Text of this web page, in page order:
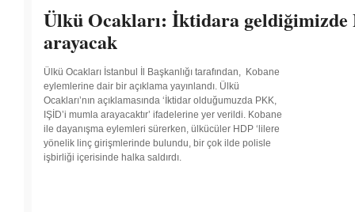
çocuk
yaşta
Ülkü Ocakları: İktidara
arayacak
Ülkü Ocakları İstanbul İl Başkanlığı tarafından, Kobane
eylemlerine dair bir açıklama yayınlandı. Ülkü
Ocakları’nın açıklamasında ‘İktidar olduğumuzda PKK,
IŞİD’i mumla arayacaktır’ ifadelerine yer verildi. Kobane
ile dayanışma eylemleri sürerken, ülkücüler HDP ‘lilere
yönelik linç girişmlerinde bulundu, bir çok ilde polisle
işbirliği içerisinde halka saldırdı.